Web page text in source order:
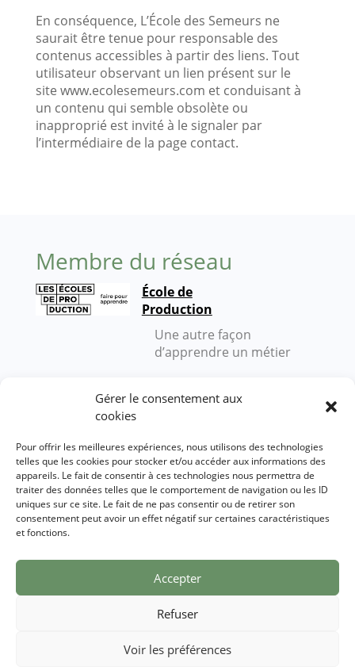
Gérer le consentement aux
cookies
Pour offrir les meilleures expériences, nous utilisons des technologies
telles que les cookies pour stocker et/ou accéder aux informations des
appareils. Le fait de consentir à ces technologies nous permettra de
traiter des données telles que le comportement de navigation ou les ID
uniques sur ce site. Le fait de ne pas consentir ou de retirer son
consentement peut avoir un effet négatif sur certaines caractéristiques
et fonctions.
Accepter
Refuser
Voir les préférences
En conséquence, L’École des Semeurs ne
saurait être tenue pour responsable des
contenus accessibles à partir des liens. Tout
utilisateur observant un lien présent sur le
site www.ecolesemeurs.com et conduisant à
un contenu qui semble obsolète ou
inapproprié est invité à le signaler par
l’intermédiaire de la page contact.
Membre du réseau
École de
Production
Une autre façon
d’apprendre un métier
Nous contacter
École des Semeurs
2 rue des Forges
27410 Beaumesnil
Demander un renseignement
Mentions légales
Politique de confidentialité